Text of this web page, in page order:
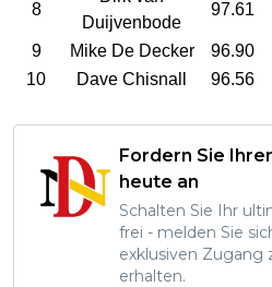
8
Duijvenbode
97.61
9 Mike De Decker 96.90
10
Dave Chisnall 96.56
Fordern Sie
heute an
Schalten Sie Ihr
frei - melden Sie
exklusiven Zugang
erhalten.